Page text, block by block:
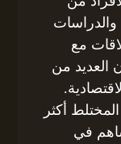
مع
من
أكثر
في